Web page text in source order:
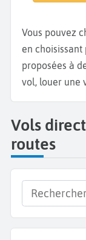
Vous pouvez
en
proposées à
vol, louer une
Vols
routes